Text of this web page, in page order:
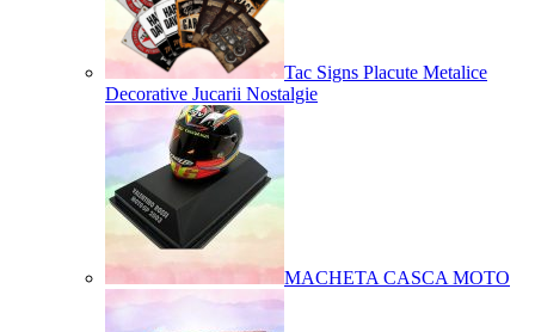
Tac Signs Placute Metalice
Decorative Jucarii Nostalgie
MACHETA CASCA MOTO